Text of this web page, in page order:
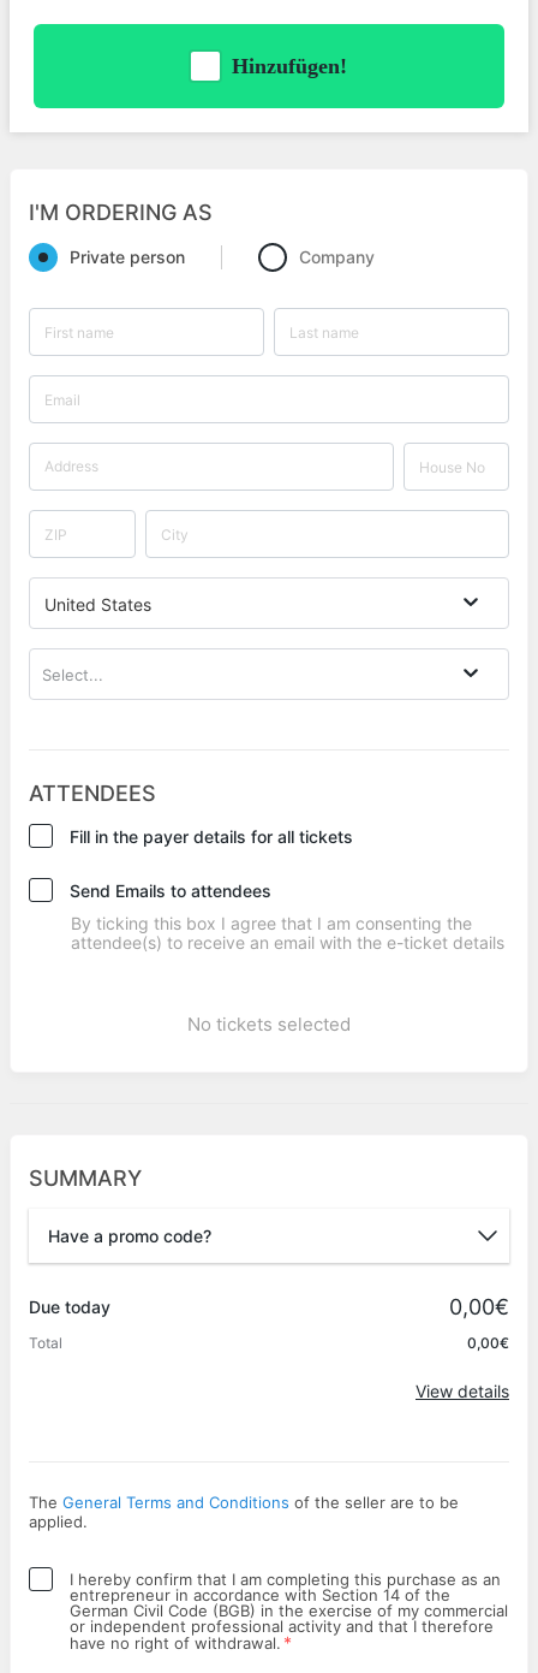
Hinzufügen!
I'M ORDERING AS
Private person Company
United States
Select...
ATTENDEES
Fill in the payer details for all tickets
Send Emails to attendees
By ticking this box I agree that I am consenting the
attendee(s) to receive an email with the e-ticket details
No tickets selected
SUMMARY
Have a promo code?
Due today 0,00€
Total 0,00€
View details
The General Terms and Conditions of the seller are to be
applied.
I hereby confirm that I am completing this purchase as an
entrepreneur in accordance with Section 14 of the
German Civil Code (BGB) in the exercise of my commercial
or independent professional activity and that I therefore
have no right of withdrawal. *